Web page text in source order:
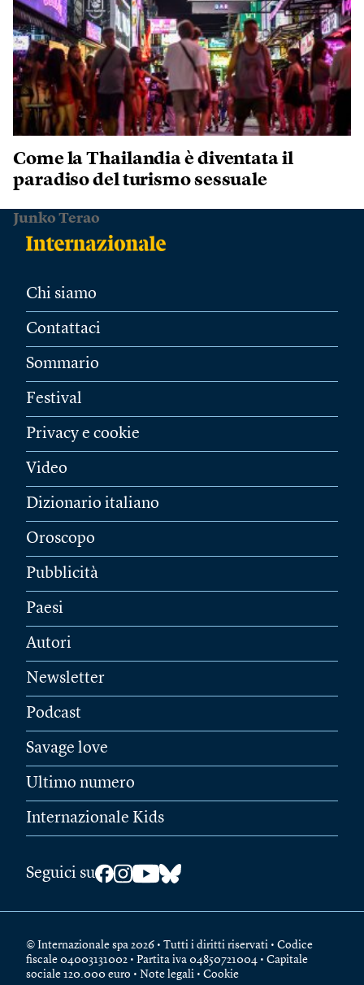
Come la Thailandia è diventata il
paradiso del turismo sessuale
Junko Terao
Chi siamo
Contattaci
Sommario
Festival
Privacy e cookie
Video
Dizionario italiano
Oroscopo
Pubblicità
Paesi
Autori
Newsletter
Podcast
Savage love
Ultimo numero
Internazionale Kids
Seguici su
© Internazionale spa 2026 • Tutti i diritti riservati • Codice
fiscale 04003131002 • Partita iva 04850721004 • Capitale
sociale 120.000 euro • Note legali • Cookie